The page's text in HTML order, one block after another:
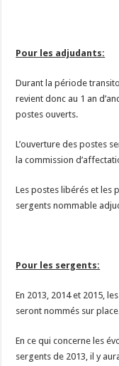
Pour les adjudants:
Durant la période
revient donc au 1 an
postes ouverts.
L’ouverture des postes
la commission
Les postes libérés et les
sergents nommable
Pour les sergents:
En 2013, 2014 et 2015,
seront nommés sur
En ce qui concerne les
sergents de 2013, il y